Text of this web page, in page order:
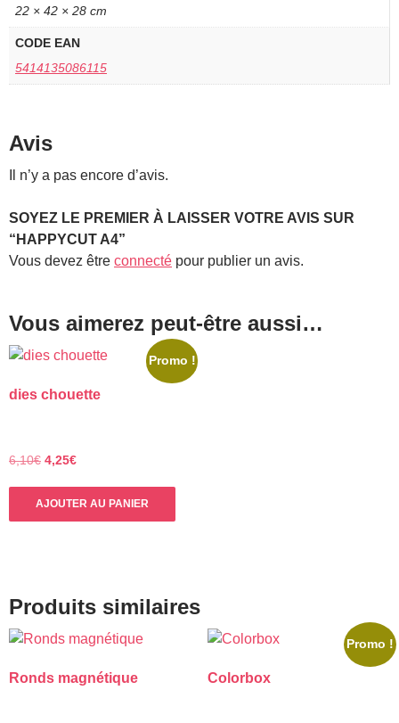
22 × 42 × 28 cm
CODE EAN
5414135086115
Avis
Il n’y a pas encore d’avis.
SOYEZ LE PREMIER À LAISSER VOTRE AVIS SUR
“HAPPYCUT A4”
Vous devez être connecté pour publier un avis.
Vous aimerez peut-être aussi…
Promo !
dies chouette
6,10€ Le
4,25€Le
AJOUTER AU PANIER
Produits similaires
Ronds magnétique
Promo !
Colorbox